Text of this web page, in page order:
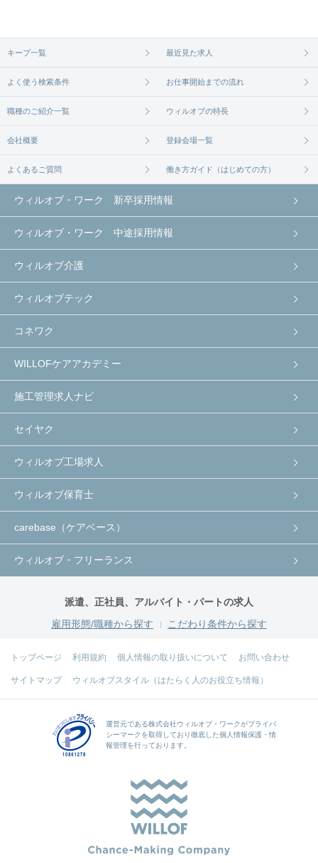
無料相談の登録はコチラから
キープ一覧 最近見た求人
よく使う検索条件 お仕事開始までの流れ
職種のご紹介一覧 ウィルオブの特長
会社概要 登録会場一覧
よくあるご質問 働き方ガイド（はじめての方）
ウィルオブ・ワーク 新卒採用情報
ウィルオブ・ワーク 中途採用情報
ウィルオブ介護
ウィルオブテック
コネワク
WILLOFケアアカデミー
施工管理求人ナビ
セイヤク
ウィルオブ工場求人
ウィルオブ保育士
carebase（ケアベース）
ウィルオブ・フリーランス
派遣、正社員、アルバイト・パートの求人
雇用形態/職種から探す
こだわり条件から探す
トップページ 利用規約 個人情報の取り扱いについて お問い合わせ
サイトマップ ウィルオブスタイル（はたらく人のお役立ち情報）
運営元である株式会社ウィルオブ・ワークがプライバ
シーマークを取得しており徹底した個人情報保護・情
報管理を行っております。